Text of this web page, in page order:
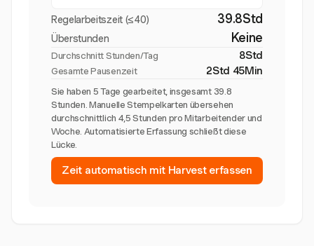
Regelarbeitszeit (≤40) 39.8Std
Überstunden Keine
Durchschnitt Stunden/Tag 8Std
Gesamte Pausenzeit 2Std 45Min
Sie haben 5 Tage gearbeitet, insgesamt 39.8
Stunden. Manuelle Stempelkarten übersehen
durchschnittlich 4,5 Stunden pro Mitarbeitender und
Woche. Automatisierte Erfassung schließt diese
Lücke.
Zeit automatisch mit Harvest erfassen